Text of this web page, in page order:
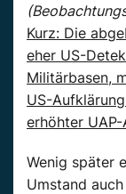
Kurz: Die
eher US-
Militärbasen,
US-
erhöhter
Wenig später
Umstand